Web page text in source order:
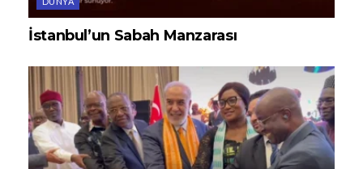
İstanbul’un Sabah Manzarası